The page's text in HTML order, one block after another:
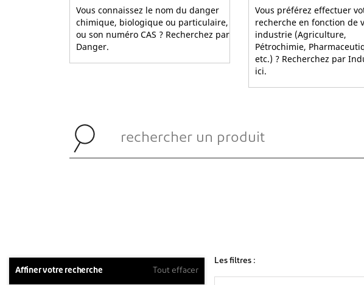
Vous connaissez le nom du danger
chimique, biologique ou particulaire,
ou son numéro CAS ? Recherchez par
Danger.
Vous préférez effectuer
recherche en fonction de
industrie (Agriculture,
Pétrochimie,
etc.) ? Recherchez par
ici.
Affiner votre recherche Tout effacer
Les filtres :